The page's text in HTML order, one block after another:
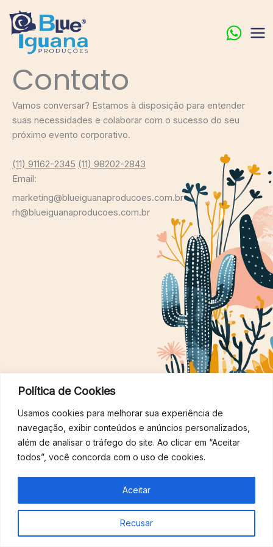
Política de Cookies
Usamos cookies para melhorar sua experiência de
navegação, exibir conteúdos e anúncios personalizados,
além de analisar o tráfego do site. Ao clicar em “Aceitar
todos”, você concorda com o uso de cookies.
Recusar
Aceitar
para
conteúdo
Contato
Vamos conversar? Estamos à disposição para entender
suas necessidades e colaborar com o sucesso do seu
próximo evento corporativo.
(11) 91162-2345 (11) 98202-2843
Email:
marketing@blueiguanaproducoes.com.br
rh@blueiguanaproducoes.com.br
Copyright © 2026 Blue Iguana Produções